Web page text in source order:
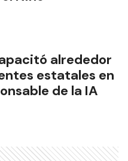
alrededor
estatales en
de la IA